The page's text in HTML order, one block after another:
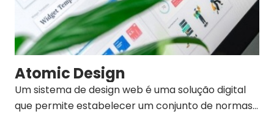
Atomic Design
Um sistema de design web é uma solução digital
que permite estabelecer um conjunto de normas,